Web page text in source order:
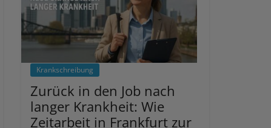
Krankschreibung
Zurück in den Job nach
langer Krankheit: Wie
Zeitarbeit in Frankfurt zur